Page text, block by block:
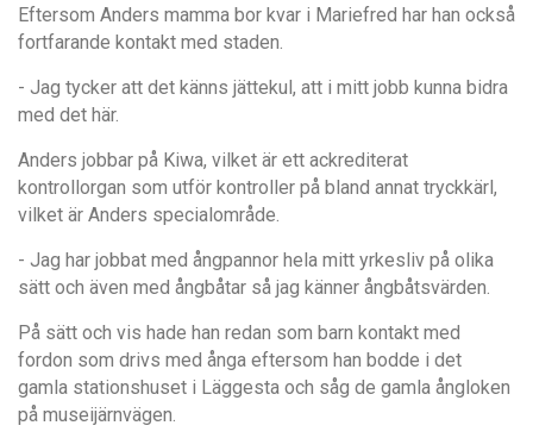
Eftersom Anders mamma bor kvar i Mariefred har han också
fortfarande kontakt med staden.
- Jag tycker att det känns jättekul, att i mitt jobb kunna bidra
med det här.
Anders jobbar på Kiwa, vilket är ett ackrediterat
kontrollorgan som utför kontroller på bland annat tryckkärl,
vilket är Anders specialområde.
- Jag har jobbat med ångpannor hela mitt yrkesliv på olika
sätt och även med ångbåtar så jag känner ångbåtsvärden.
På sätt och vis hade han redan som barn kontakt med
fordon som drivs med ånga eftersom han bodde i det
gamla stationshuset i Läggesta och såg de gamla ångloken
på museijärnvägen.